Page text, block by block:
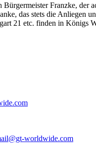
Franzke, der
das stets die Anliegen
21 etc. finden in Königs
worldwide.com